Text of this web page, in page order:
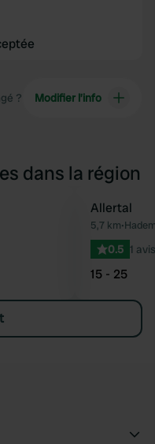
? Modifier l’info
dans la région
Préféré
Allertal
5,7 km•
0.5 1 avis
15 - 25